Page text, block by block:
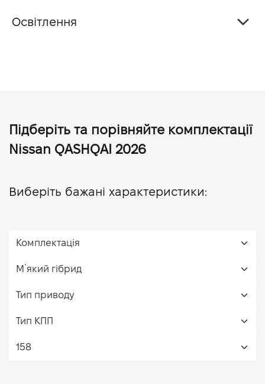
Освітлення
Підберіть та порівняйте комплектації
Nissan QASHQAI 2026
Виберіть бажані характеристики: